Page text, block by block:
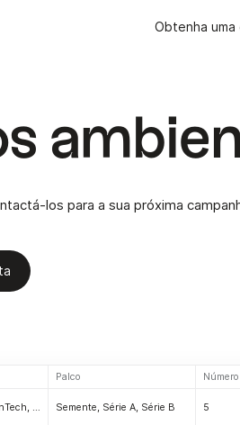
Obtenha
los para a sua próxima
Palco
ClimateTech & CleanTech, Software Semente, Série A, Série B 5